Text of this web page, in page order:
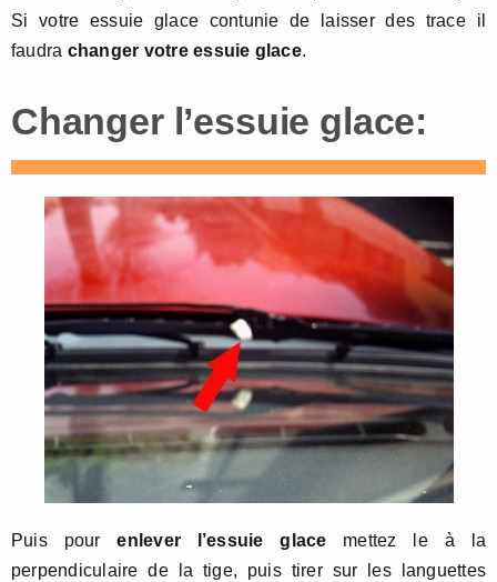
Si votre essuie glace contunie de laisser des trace il
faudra changer votre essuie glace.
Changer l’essuie glace:
Puis pourenlever l’essuie glace mettez le à la
perpendiculaire de la tige, puis tirer sur les languettes